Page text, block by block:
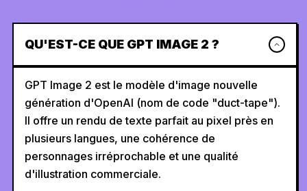
QU'EST-CE QUE GPT IMAGE 2 ?
GPT Image 2 est le modèle d'image nouvelle
génération d'OpenAI (nom de code "duct-tape").
Il offre un rendu de texte parfait au pixel près en
plusieurs langues, une cohérence de
personnages irréprochable et une qualité
d'illustration commerciale.